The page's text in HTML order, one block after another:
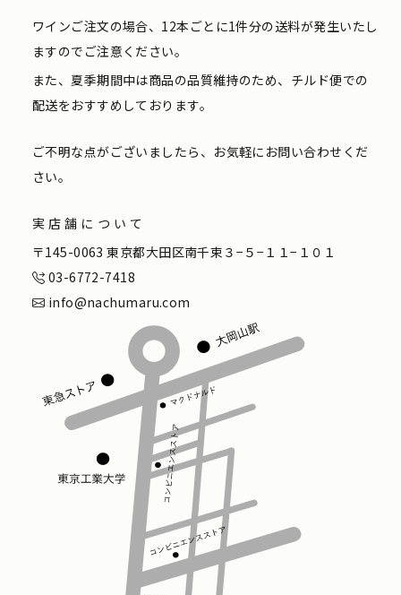
ワインご注文の場合、12本ごとに1件分の送料が発生いたし
ますのでご注意ください。
また、夏季期間中は商品の品質維持のため、チルド便での
配送をおすすめしております。
ご不明な点がございましたら、お気軽にお問い合わせくだ
さい。
実店舗について
〒145-0063 東京都大田区南千束３−５−１１−１０１
03-6772-7418
info@nachumaru.com